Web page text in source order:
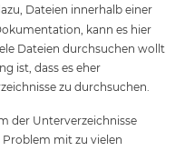
Dateien innerhalb einer
kann es hier
Dateien durchsuchen wollt
ist, dass es eher
zu durchsuchen.
der Unterverzeichnisse
Problem mit zu vielen